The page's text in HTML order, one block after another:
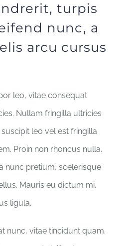
turpis
nunc, a
arcu cursus
leo, vitae consequat
Nullam fringilla ultricies
leo vel est fringilla
Proin non rhoncus nulla.
nunc pretium, scelerisque
Mauris eu dictum mi.
ligula.
nunc, vitae tincidunt quam.